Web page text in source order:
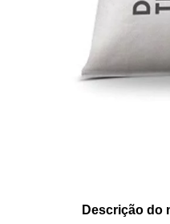
Descrição do